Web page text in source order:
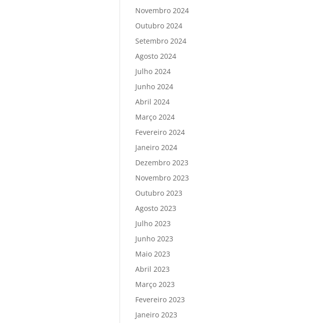
Novembro 2024
Outubro 2024
Setembro 2024
Agosto 2024
Julho 2024
Junho 2024
Abril 2024
Março 2024
Fevereiro 2024
Janeiro 2024
Dezembro 2023
Novembro 2023
Outubro 2023
Agosto 2023
Julho 2023
Junho 2023
Maio 2023
Abril 2023
Março 2023
Fevereiro 2023
Janeiro 2023